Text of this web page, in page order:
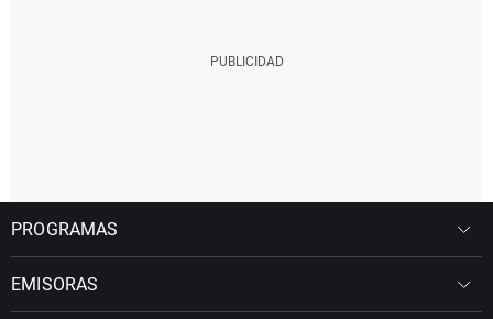
PROGRAMAS
EMISORAS